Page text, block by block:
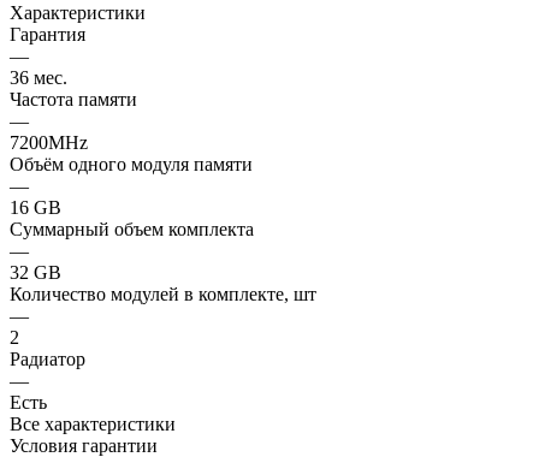
Характеристики
Гарантия
—
36 мес.
Частота памяти
—
7200MHz
Объём одного модуля памяти
—
16 GB
Суммарный объем комплекта
—
32 GB
Количество модулей в комплекте, шт
—
2
Радиатор
—
Есть
Все характеристики
Условия гарантии